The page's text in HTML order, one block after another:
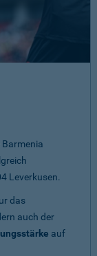
Leverkusen.
das
auch der
auf